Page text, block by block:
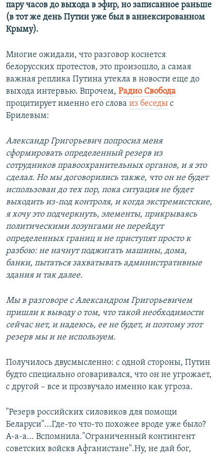
пару часов до выхода в эфир, но записанное раньше
(в тот же день Путин уже был в аннексированном
Крыму).
Многие ожидали, что разговор коснется
белорусских протестов, это произошло, а самая
важная реплика Путина утекла в новости еще до
выхода интервью. Впрочем, Радио Свобода
процитирует именно его слова из беседы с
Брилевым:
Александр Григорьевич попросил меня
сформировать определенный резерв из
сотрудников правоохранительных органов, и я это
сделал. Но мы договорились также, что он не будет
использован до тех пор, пока ситуация не будет
выходить из-под контроля, и когда экстремистские,
я хочу это подчеркнуть, элементы, прикрываясь
политическими лозунгами не перейдут
определенных границ и не приступят просто к
разбою: не начнут поджигать машины, дома,
банки, пытаться захватывать административные
здания и так далее.
Мы в разговоре с Александром Григорьевичем
пришли к выводу о том, что такой необходимости
сейчас нет, и надеюсь, ее не будет, и поэтому этот
резерв мы и не используем.
Получилось двусмысленно: с одной стороны, Путин
будто специально оговаривался, что он не угрожает,
с другой – все и прозвучало именно как угроза.
"Резерв российских силовиков для помощи
Беларуси"...Где-то что-то похожее вроде уже было?
А-а-а... Вспомнила."Ограниченный контингент
советских войскв Афганистане".Ну, не дай бог,